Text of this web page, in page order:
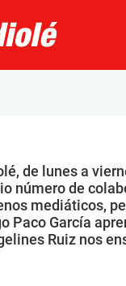
de lunes a
número de
mediáticos,
Paco García
Ruiz nos